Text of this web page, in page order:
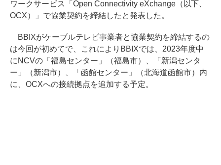
ワークサービス「Open Connectivity eXchange（以下、
OCX）」で協業契約を締結したと発表した。
BBIXがケーブルテレビ事業者と協業契約を締結するの
は今回が初めてで、これによりBBIXでは、2023年度中
にNCVの「福島センター」（福島市）、「新潟センタ
ー」（新潟市）、「函館センター」（北海道函館市）内
に、OCXへの接続拠点を追加する予定。